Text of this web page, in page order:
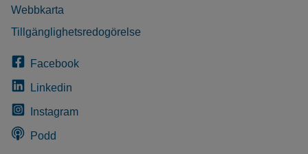
Webbkarta
Tillgänglighetsredogörelse
Facebook
Linkedin
Instagram
Podd